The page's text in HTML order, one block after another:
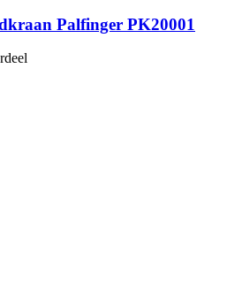
Palfinger PK20001